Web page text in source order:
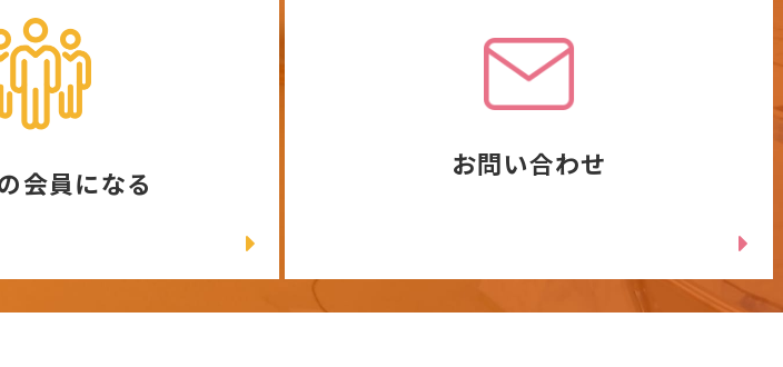
会員になる
お問い合わせ